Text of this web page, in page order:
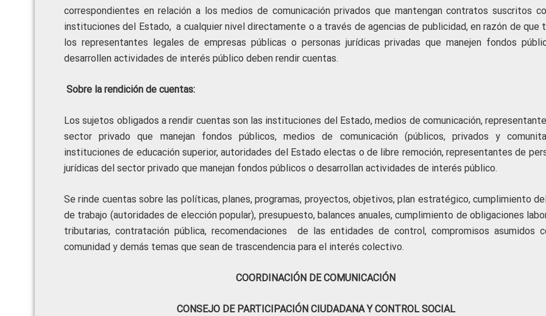
correspondientes en relación a los medios de comunicación privados que mantengan contratos suscritos
instituciones del Estado, a cualquier nivel directamente o a través de agencias de publicidad, en razón de que
los representantes legales de empresas públicas o personas jurídicas privadas que manejen fondos
desarrollen actividades de interés público deben rendir cuentas.
Sobre la rendición de cuentas:
Los sujetos obligados a rendir cuentas son las instituciones del Estado, medios de comunicación,
sector privado que manejan fondos públicos, medios de comunicación (públicos, privados y
instituciones de educación superior, autoridades del Estado electas o de libre remoción, representantes de
jurídicas del sector privado que manejan fondos públicos o desarrollan actividades de interés público.
Se rinde cuentas sobre las políticas, planes, programas, proyectos, objetivos, plan estratégico, cumplimiento
de trabajo (autoridades de elección popular), presupuesto, balances anuales, cumplimiento de obligaciones
tributarias, contratación pública, recomendaciones de las entidades de control, compromisos asumidos
comunidad y demás temas que sean de trascendencia para el interés colectivo.
COORDINACIÓN DE COMUNICACIÓN
CONSEJO DE PARTICIPACIÓN CIUDADANA Y CONTROL SOCIAL